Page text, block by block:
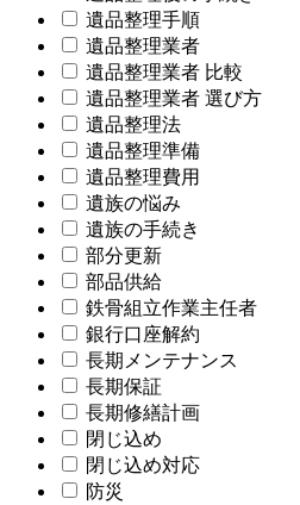
遺品整理手順
遺品整理業者
遺品整理業者 比較
遺品整理業者 選び方
遺品整理法
遺品整理準備
遺品整理費用
遺族の悩み
遺族の手続き
部分更新
部品供給
鉄骨組立作業主任者
銀行口座解約
長期メンテナンス
長期保証
長期修繕計画
閉じ込め
閉じ込め対応
防災